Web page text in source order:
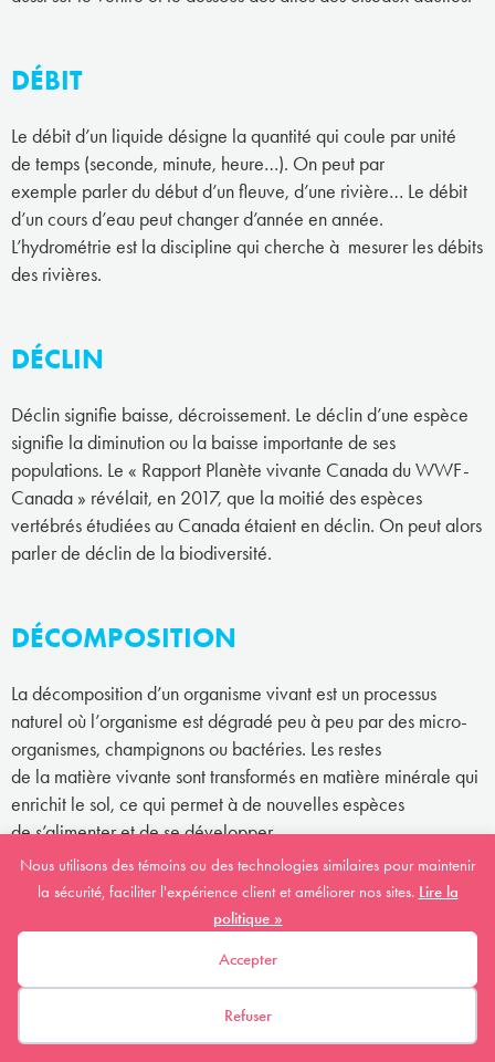
DÉBIT
Le débit d’un liquide désigne la quantité qui coule par unité
de temps (seconde, minute, heure…). On peut par
exemple parler du début d’un fleuve, d’une rivière… Le débit
d’un cours d’eau peut changer d’année en année.
L’hydrométrie est la discipline qui cherche à mesurer les débits
des rivières.
DÉCLIN
Déclin signifie baisse, décroissement. Le déclin d’une espèce
signifie la diminution ou la baisse importante de ses
populations. Le « Rapport Planète vivante Canada du WWF-
Canada » révélait, en 2017, que la moitié des espèces
vertébrés étudiées au Canada étaient en déclin. On peut alors
parler de déclin de la biodiversité.
DÉCOMPOSITION
La décomposition d’un organisme vivant est un processus
naturel où l’organisme est dégradé peu à peu par des micro-
organismes, champignons ou bactéries. Les restes
de la matière vivante sont transformés en matière minérale qui
enrichit le sol, ce qui permet à de nouvelles espèces
de s’alimenter et de se développer.
DÉGRADATION DE L'HABITAT
La dégradation d’un habitat signifie que l’habitat est affecté
par des changements sans pour autant que sa grandeur
(superficie) diminue. Par exemple, si la qualité de l’eau
Nous utilisons des témoins ou des technologies similaires pour maintenir
la sécurité, faciliter l'expérience client et améliorer nos sites. Lire la
politique »
Accepter
Refuser